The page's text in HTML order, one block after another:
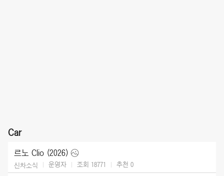
Car
르노 Clio (2026)
신차소식 운영자 조회 18771 추천 0